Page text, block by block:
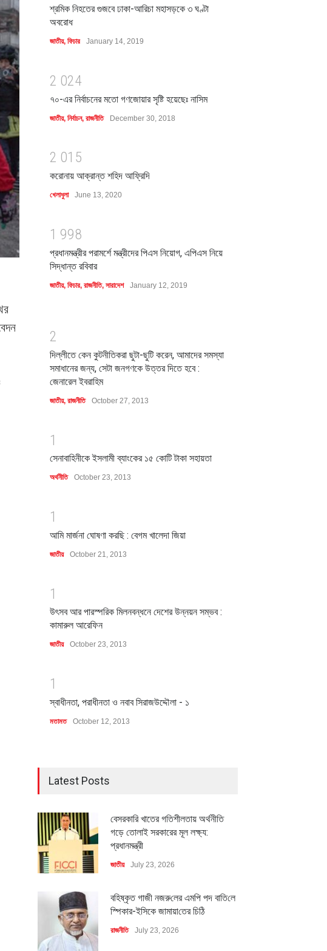
শ্রমিক নিহতের গুজবে ঢাকা-আরিচা মহাসড়কে ৩ ঘণ্টা
অবরোধ
জাতীয়, ফিচার January 14, 2019
2 024
৭০-এর নির্বাচনের মতো গণজোয়ার সৃষ্টি হয়েছেঃ নাসিম
জাতীয়, নির্বাচন, রাজনীতি December 30, 2018
2 01 5
করোনায় আক্রান্ত শহিদ আফ্রিদি
খেলাধুলা June 13, 2020
1 998
প্রধানমন্ত্রীর পরামর্শে মন্ত্রীদের পিএস নিয়োগ, এপিএস নিয়ে
সিদ্ধান্ত রবিবার
জাতীয়, ফিচার, রাজনীতি, সারাদেশ January 12, 2019
2
দিল্লীতে কেন কুটনীতিকরা ছুটা-ছুটি করেন, আমাদের সমস্যা
সমাধানের জন্য, সেটা জনগণকে উত্তর দিতে হবে :
জেনারেল ইবরাহিম
জাতীয়, রাজনীতি October 27, 2013
1
সেনাবাহিনীকে ইসলামী ব্যাংকের ১৫ কোটি টাকা সহায়তা
অর্থনীতি October 23, 2013
1
আমি মার্জনা ঘোষণা করছি : বেগম খালেদা জিয়া
জাতীয় October 21, 2013
1
উৎসব আর পারস্পরিক মিলনবন্ধনে দেশের উন্নয়ন সম্ভব :
কামারুল আরেফিন
জাতীয় October 23, 2013
1
স্বাধীনতা, পরাধীনতা ও নবাব সিরাজউদ্দৌলা - ১
মতামত October 12, 2013
Latest Posts
বেসরকারি খাতের গতিশীলতায় অর্থনীতি
গড়ে তোলাই সরকারের মূল লক্ষ্য:
প্রধানমন্ত্রী
জাতীয় July 23, 2026
বহিষ্কৃত গাজী নজরু‌লের এম‌পি পদ বা‌তি‌লে
স্পিকার-ইসিকে জামায়া‌তের চি‌ঠি
রাজনীতি July 23, 2026